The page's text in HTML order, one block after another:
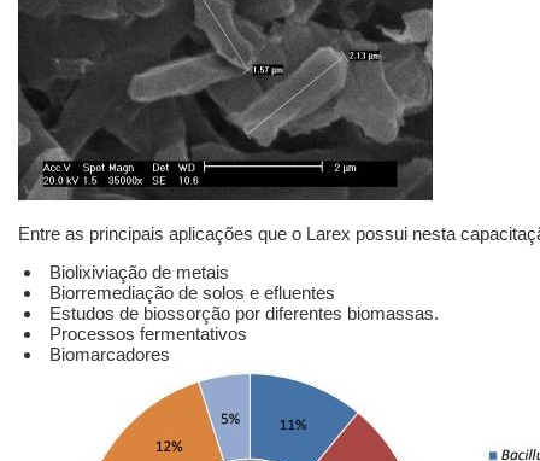
Entre as principais aplicações que o Larex possui nesta
Biolixiviação de metais
Biorremediação de solos e efluentes
Estudos de biossorção por diferentes biomassas.
Processos fermentativos
Biomarcadores